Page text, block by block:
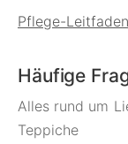
Pflege-
Häufige
Alles rund um
Teppiche